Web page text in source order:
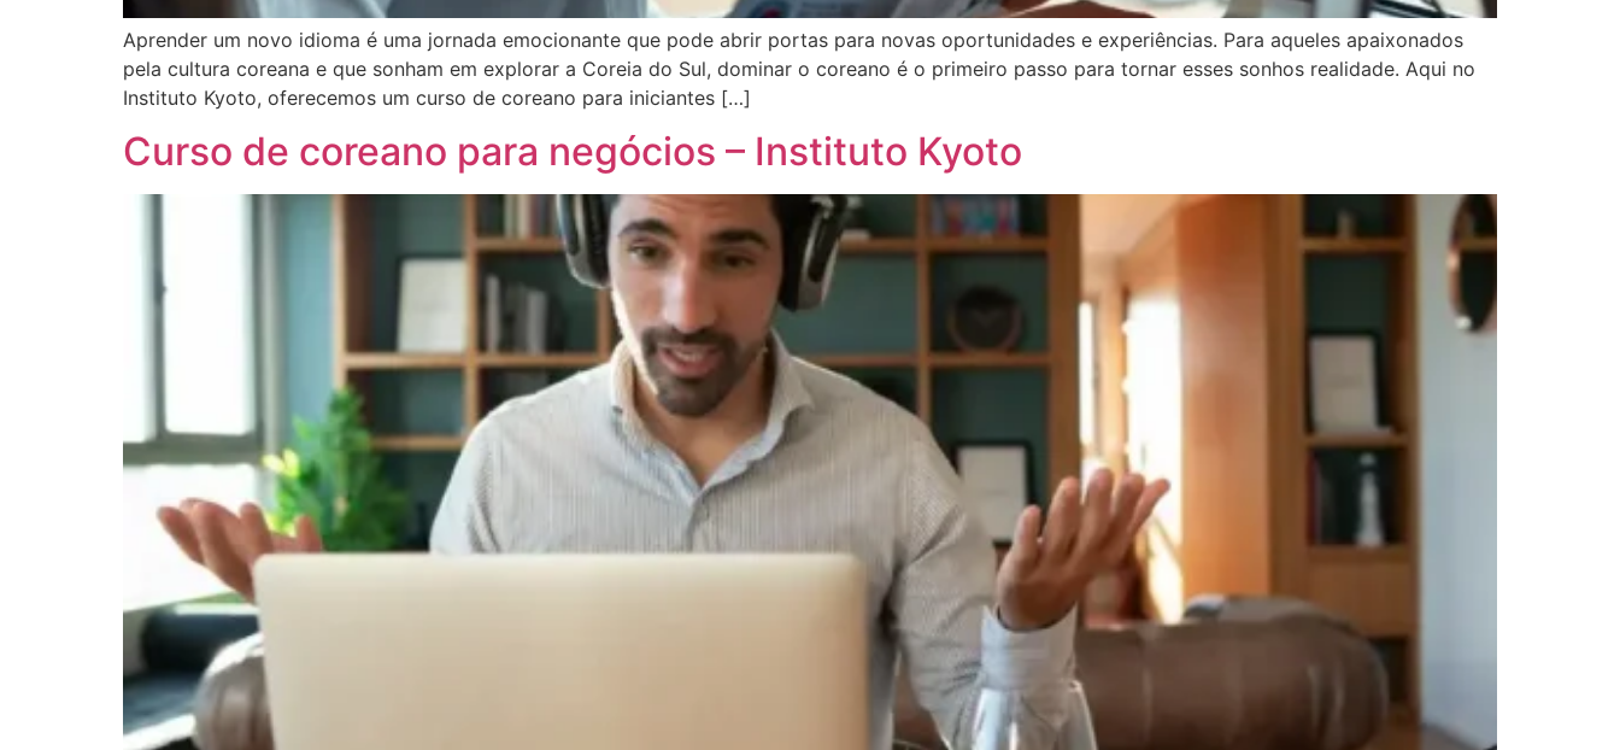
Aprender um novo idioma é uma jornada emocionante que pode abrir portas para novas oportunidades e experiências. Para aqueles apaixonados
pela cultura coreana e que sonham em explorar a Coreia do Sul, dominar o coreano é o primeiro passo para tornar esses sonhos realidade. Aqui no
Instituto Kyoto, oferecemos um curso de coreano para iniciantes […]
Curso de coreano para negócios – Instituto Kyoto